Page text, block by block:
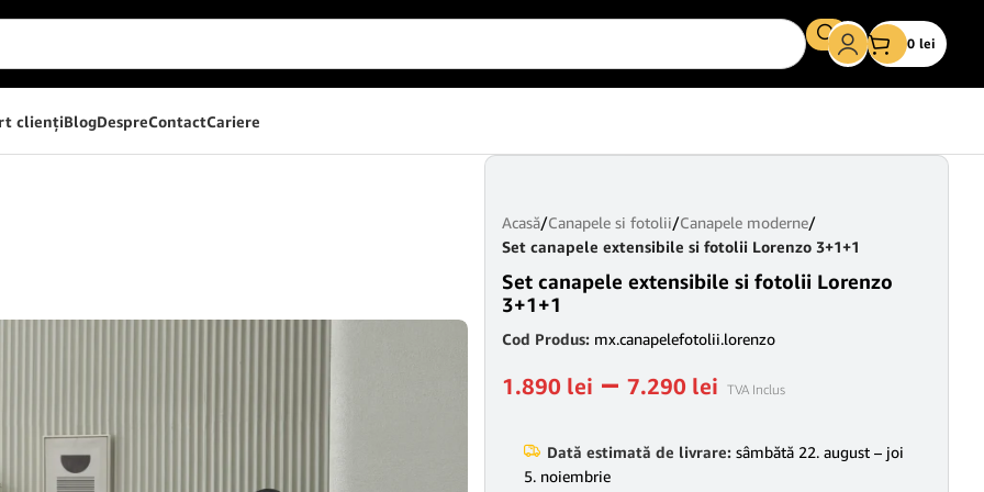
0 lei
clienţiBlogDespreContactCariere
Acasă/Canapele si fotolii/Canapele moderne/
Set canapele extensibile si fotolii Lorenzo 3+1+1
Set canapele extensibile si fotolii Lorenzo
3+1+1
Cod Produs: mx.canapelefotolii.lorenzo
1.890 lei – 7.290 lei TVA Inclus
Dată estimată de livrare: sâmbătă 22. august – joi
5. noiembrie